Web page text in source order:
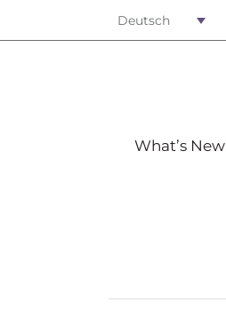
Deutsch
What’s New